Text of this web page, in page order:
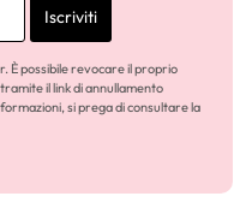
Iscriviti
È possibile revocare il proprio
il link di annullamento
si prega di consultare la